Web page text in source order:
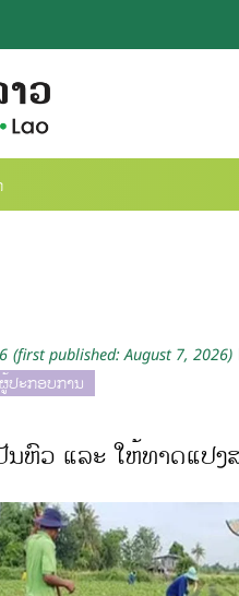
(first published: August 7, 2026)
ຜູ້ປະກອບການ
ຫົວ ແລະ ໃຫ້ທາດແປງ